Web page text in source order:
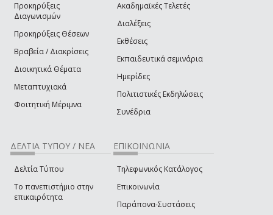
Προκηρύξεις
Διαγωνισμών
Προκηρύξεις Θέσεων
Βραβεία / Διακρίσεις
Διοικητικά Θέματα
Μεταπτυχιακά
Φοιτητική Μέριμνα
Ακαδημαϊκές Τελετές
Διαλέξεις
Εκθέσεις
Εκπαιδευτικά σεμινάρια
Ημερίδες
Πολιτιστικές Εκδηλώσεις
Συνέδρια
ΔΕΛΤΙΑ ΤΥΠΟΥ / ΝΕΑ
Δελτία Τύπου
Το πανεπιστήμιο στην
επικαιρότητα
ΕΠΙΚΟΙΝΩΝΙΑ
Τηλεφωνικός Κατάλογος
Επικοινωνία
Παράπονα-Συστάσεις